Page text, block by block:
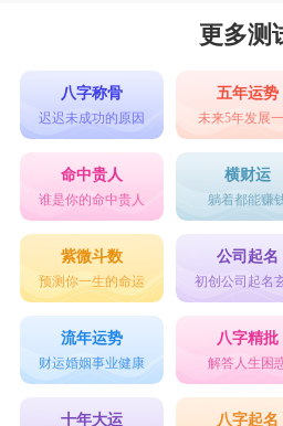
在帮对方做决定，一旦对方
第二名：
天蝎座男生不希望自己
情的隐瞒，他们想要知道有
家庭背景到朋友圈，从过去
今心里是否还有别人。
第一名：狮子座
狮子座
男生是出了名
人，连别的男人多看了几眼
人所爱”的企图，疑心病不
更多测
八字称骨
迟迟未成功的原因
五年运势
未来5年发展
命中贵人
谁是你的命中贵人
横财运
躺着都能赚
紫微斗数
预测你一生的命运
公司起名
初创公司起名
流年运势
财运婚姻事业健康
八字精批
解答人生困
十年大运 八字起名